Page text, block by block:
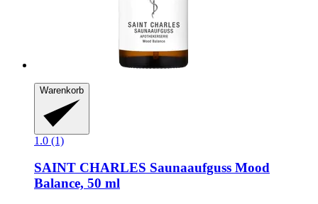
Warenkorb
1.0 (1)
SAINT CHARLES Saunaaufguss Mood
Balance, 50 ml